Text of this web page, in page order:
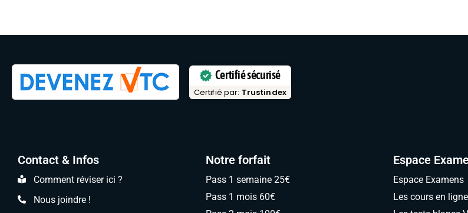
Certifié sécurisé
Certifié par: Trustindex
Contact & Infos
Comment réviser ici ?
Nous joindre !
Notre forfait
Pass 1 semaine 25€
Pass 1 mois 60€
Espace
Espace Examens
Les cours en